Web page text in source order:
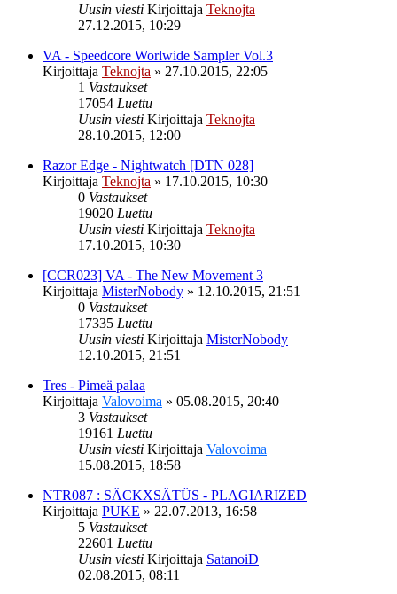
Uusin viesti Kirjoittaja Teknojta
27.12.2015, 10:29
VA - Speedcore Worlwide Sampler Vol.3
Kirjoittaja Teknojta » 27.10.2015, 22:05
1 Vastaukset
17054 Luettu
Uusin viesti Kirjoittaja Teknojta
28.10.2015, 12:00
Razor Edge - Nightwatch [DTN 028]
Kirjoittaja Teknojta » 17.10.2015, 10:30
0 Vastaukset
19020 Luettu
Uusin viesti Kirjoittaja Teknojta
17.10.2015, 10:30
[CCR023] VA - The New Movement 3
Kirjoittaja MisterNobody » 12.10.2015, 21:51
0 Vastaukset
17335 Luettu
Uusin viesti Kirjoittaja MisterNobody
12.10.2015, 21:51
Tres - Pimeä palaa
Kirjoittaja Valovoima » 05.08.2015, 20:40
3 Vastaukset
19161 Luettu
Uusin viesti Kirjoittaja Valovoima
15.08.2015, 18:58
NTR087 : SÄCKXSÄTÜS - PLAGIARIZED
Kirjoittaja PUKE » 22.07.2013, 16:58
5 Vastaukset
22601 Luettu
Uusin viesti Kirjoittaja SatanoiD
02.08.2015, 08:11